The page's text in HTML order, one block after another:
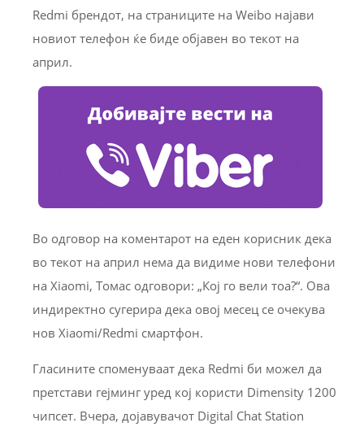
Redmi брендот, на страниците на Weibo најави
новиот телефон ќе биде објавен во текот на
април.
Во одговор на коментарот на еден корисник дека
во текот на април нема да видиме нови телефони
на Xiaomi, Томас одговори: „Кој го вели тоа?“. Ова
индиректно сугерира дека овој месец се очекува
нов Xiaomi/Redmi смартфон.
Гласините споменуваат дека Redmi би можел да
претстави гејминг уред кој користи Dimensity 1200
чипсет. Вчера, дојавувачот Digital Chat Station